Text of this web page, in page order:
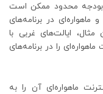
بودجه محدود ممکن است
در برنامه‌های
مثال، ایالت‌های غربی با
را در برنامه‌های
ماهواره‌ای آن را به